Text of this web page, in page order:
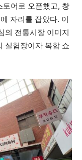
토어로 오픈했고, 창
자리를 잡았다. 이
의 전통시장 이미지
실험장이자 복합 쇼